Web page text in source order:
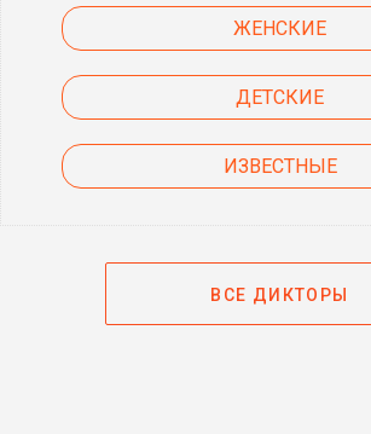
ЖЕНСКИЕ
ДЕТСКИЕ
ИЗВЕСТНЫЕ
ВСЕ ДИКТОРЫ